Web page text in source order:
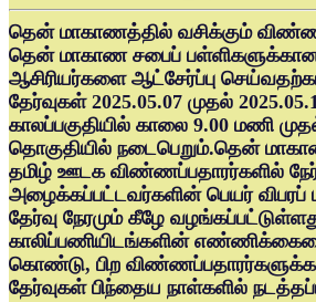
தென் மாகாணத்தில் வசிக்கும்
தென் மாகாண சபைப்
ஆசிரியர்களை ஆட்சேர்ப்பு
தேர்வுகள் 2025.05.07 முதல்
காலப்பகுதியில் காலை 9.00 மணி
தொகுதியில் நடைபெறும்.தென்
தமிழ் ஊடக விண்ணப்பதாரர்களில்
அழைக்கப்பட்டவர்களின் பெயர் விபரப்
தேர்வு நேரமும் கீழே
காலிப்பணியிடங்களின்
கொண்டு, பிற
தேர்வுகள் பிந்தைய நாள்களில்